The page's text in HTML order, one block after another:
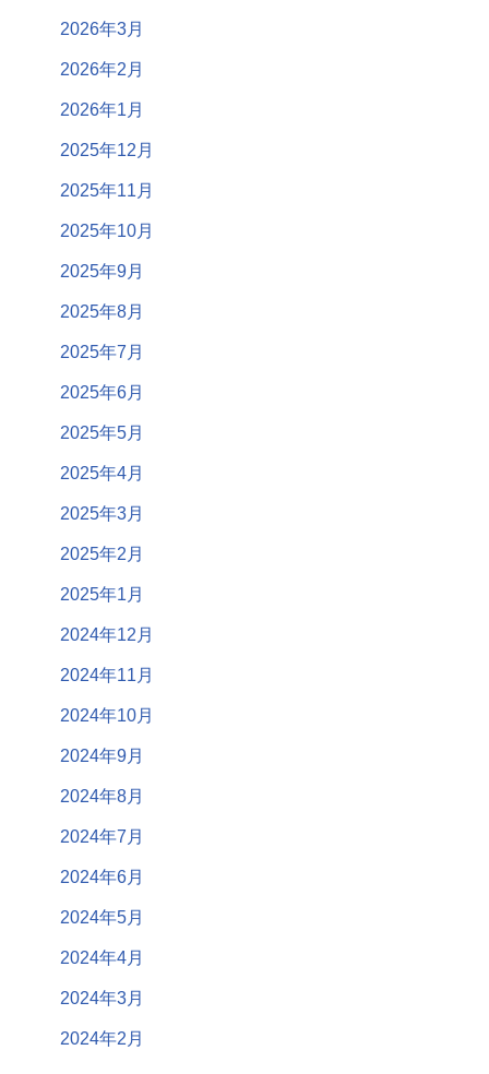
2026年3月
2026年2月
2026年1月
2025年12月
2025年11月
2025年10月
2025年9月
2025年8月
2025年7月
2025年6月
2025年5月
2025年4月
2025年3月
2025年2月
2025年1月
2024年12月
2024年11月
2024年10月
2024年9月
2024年8月
2024年7月
2024年6月
2024年5月
2024年4月
2024年3月
2024年2月